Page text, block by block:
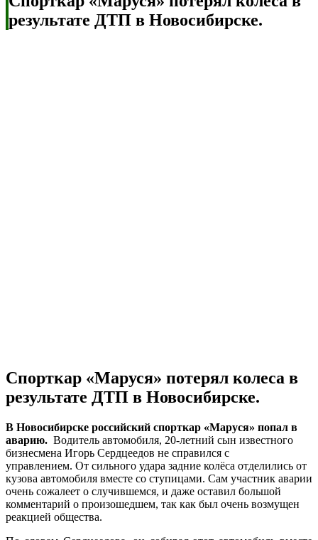
результате ДТП в Новосибирске.
Спорткар «Маруся» потерял колеса в
результате ДТП в Новосибирске.
В Новосибирске российский спорткар «Маруся» попал в
аварию. Водитель автомобиля, 20-летний сын известного
бизнесмена Игорь Сердцеедов не справился с
управлением. От сильного удара задние колёса отделились от
кузова автомобиля вместе со ступицами. Сам участник аварии
очень сожалеет о случившемся, и даже оставил большой
комментарий о произошедшем, так как был очень возмущен
реакцией общества.